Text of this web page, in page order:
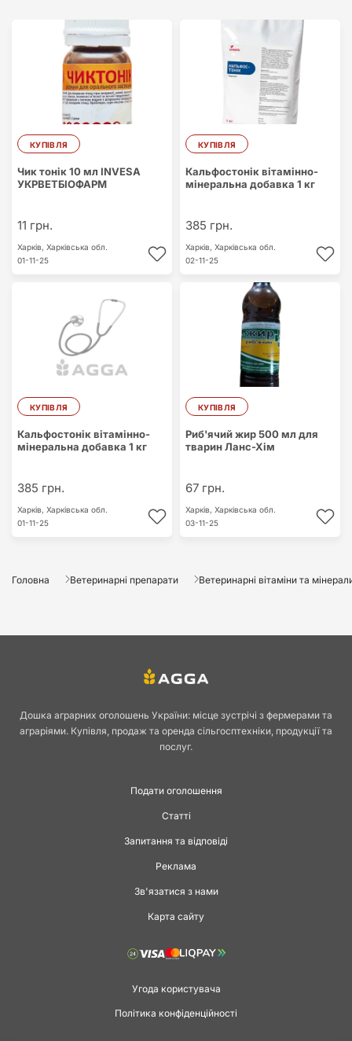
КУПІВЛЯ
Чик тонік 10 мл INVESA
УКРВЕТБІОФАРМ
11 грн.
Харків, Харківська обл.
01-11-25
КУПІВЛЯ
Кальфостонік вітамінно-
мінеральна добавка 1 кг
385 грн.
Харків, Харківська обл.
02-11-25
КУПІВЛЯ
Кальфостонік вітамінно-
мінеральна добавка 1 кг
385 грн.
Харків, Харківська обл.
01-11-25
КУПІВЛЯ
Риб'ячий жир 500 мл для
тварин Ланс-Хім
67 грн.
Харків, Харківська обл.
03-11-25
Головна Ветеринарні препарати Ветеринарні вітаміни та
Дошка аграрних оголошень України: місце зустрічі з фермерами та
аграріями. Купівля, продаж та оренда сільгосптехніки, продукції та
послуг.
Подати оголошення
Статті
Запитання та відповіді
Реклама
Зв'язатися з нами
Карта сайту
Угода користувача
Політика конфіденційності